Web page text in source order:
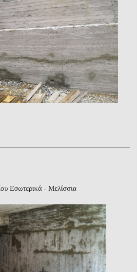
Εσωτερικά - Μελίσσια